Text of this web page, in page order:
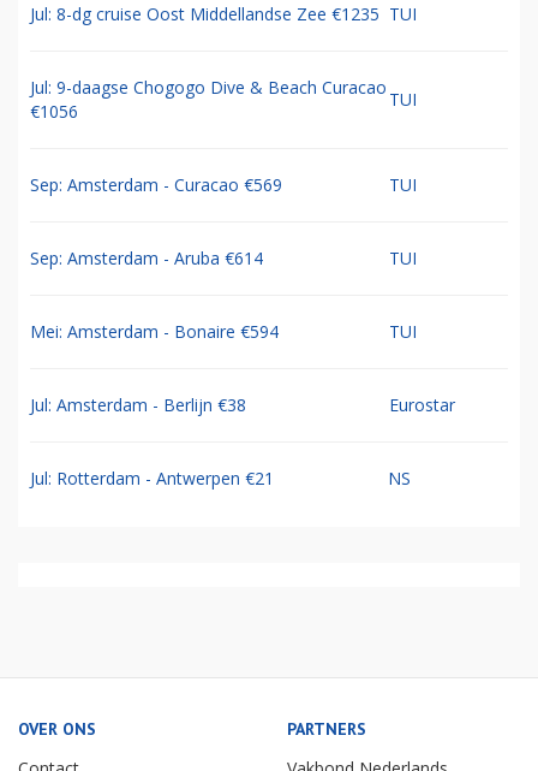
Jul: 8-dg cruise Oost Middellandse Zee €1235 TUI
Jul: 9-daagse Chogogo Dive & Beach Curacao
€1056
TUI
Sep: Amsterdam - Curacao €569 TUI
Sep: Amsterdam - Aruba €614 TUI
Mei: Amsterdam - Bonaire €594 TUI
Jul: Amsterdam - Berlijn €38 Eurostar
Jul: Rotterdam - Antwerpen €21 NS
OVER ONS PARTNERS